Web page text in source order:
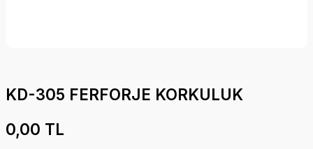
KD-305 FERFORJE KORKULUK
0,00 TL